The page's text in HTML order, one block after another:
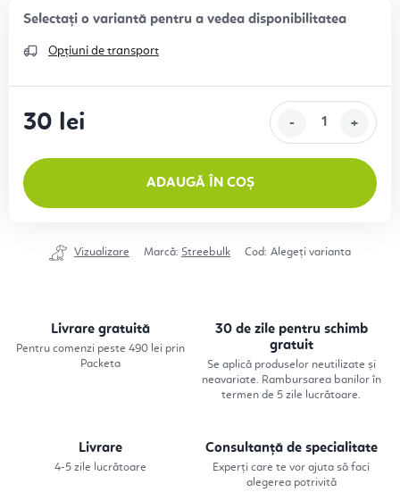
Opțiuni de transport
30 lei
ADAUGĂ ÎN COȘ
Vizualizare Marcă: Streebulk Cod: Alegeţi varianta
Livrare gratuită
Pentru comenzi peste 490 lei prin
Packeta
30 de zile pentru schimb
gratuit
Se aplică produselor neutilizate și
neavariate. Rambursarea banilor în
termen de 5 zile lucrătoare.
Livrare
4-5 zile lucrătoare
Consultanță de specialitate
Experți care te vor ajuta să faci
alegerea potrivită